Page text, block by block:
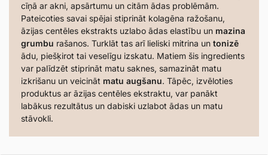
cīņā ar akni, apsārtumu un citām ādas problēmām.
Pateicoties savai spējai stiprināt kolagēna ražošanu,
āzijas centēles ekstrakts uzlabo ādas elastību un mazina
grumbu rašanos. Turklāt tas arī lieliski mitrina un tonizē
ādu, piešķirot tai veselīgu izskatu. Matiem šis ingredients
var palīdzēt stiprināt matu saknes, samazināt matu
izkrišanu un veicināt matu augšanu. Tāpēc, izvēloties
produktus ar āzijas centēles ekstraktu, var panākt
labākus rezultātus un dabiski uzlabot ādas un matu
stāvokli.